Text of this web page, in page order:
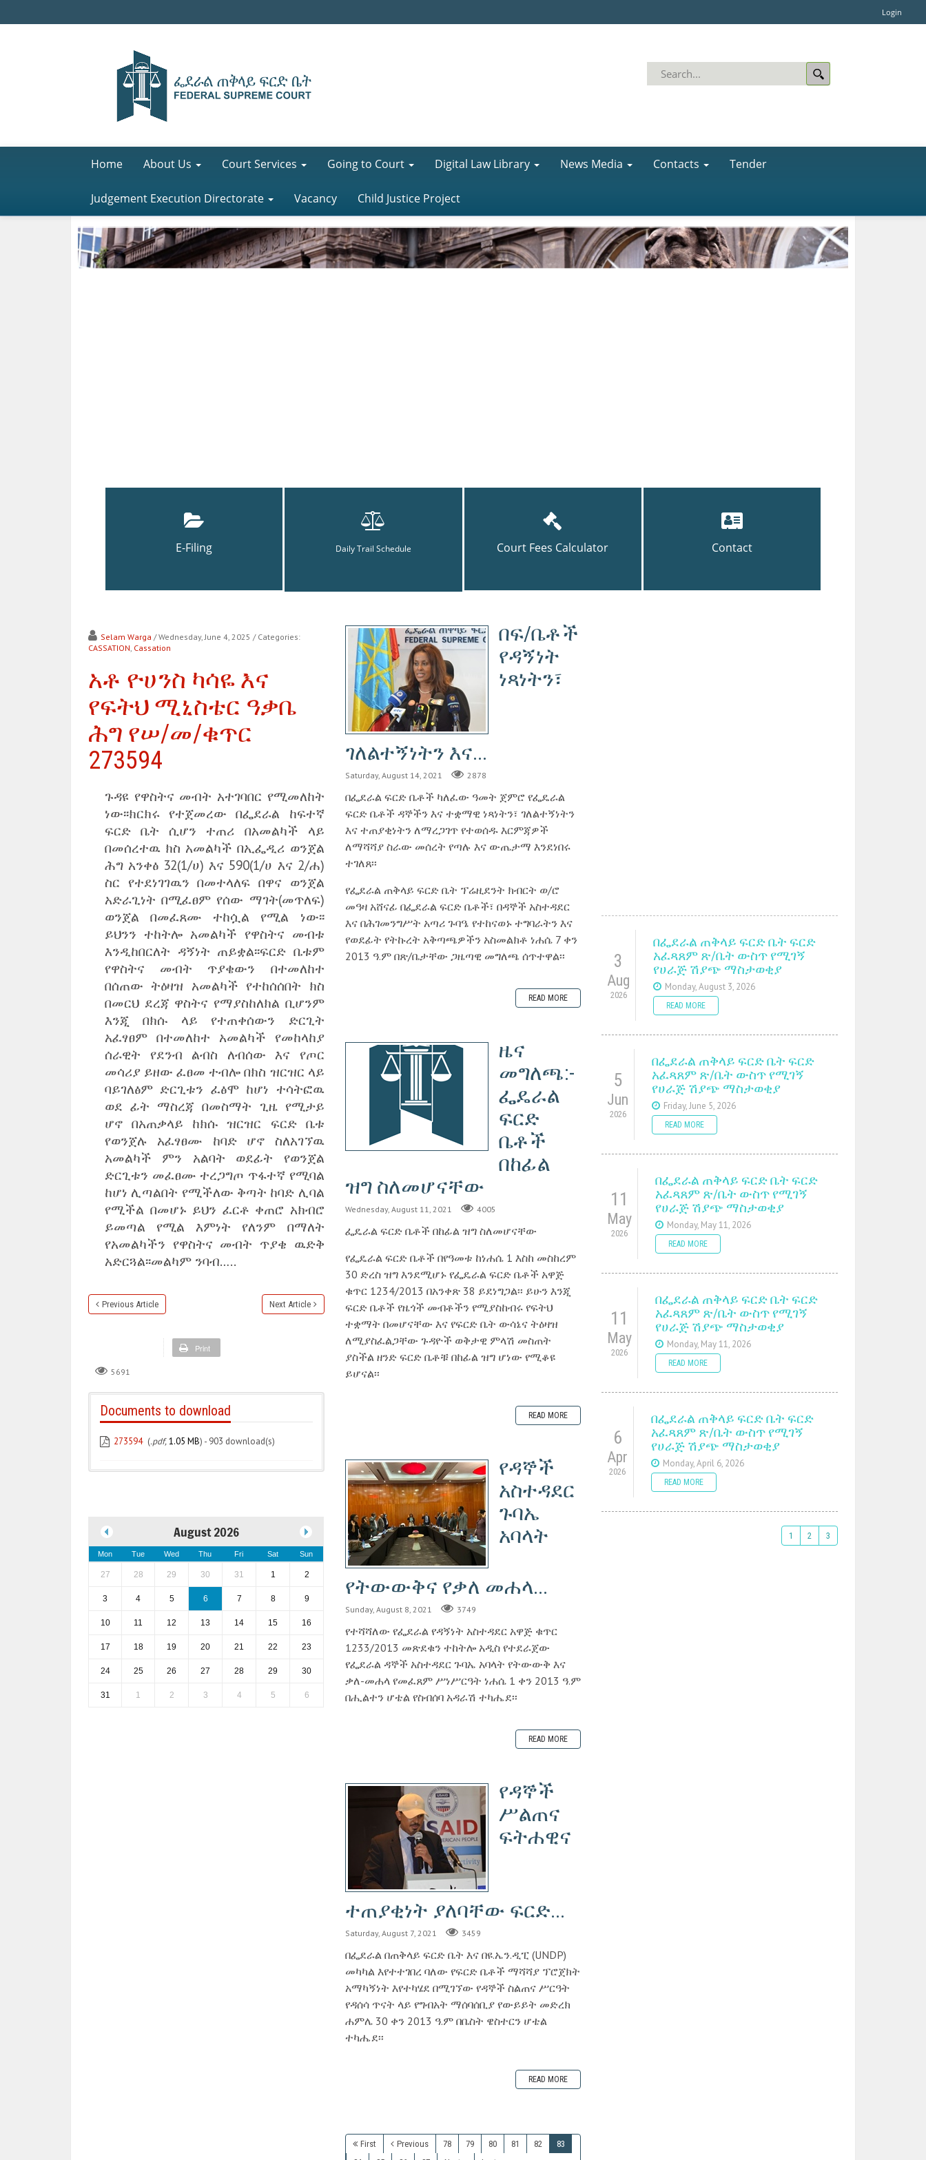
Login
Home About Us Court Services Going to Court Digital Law Library News Media Contacts Tender
Judgement Execution Directorate Vacancy Child Justice Project
E-Filing Daily Trail Schedule Court Fees Calculator Contact
Selam Warga / Wednesday, June 4, 2025 / Categories:
CASSATION, Cassation
አቶ ዮሀንስ ካሳዬ እና
የፍትህ ሚኒስቴር ዓቃቤ
ሕግ የሠ/መ/ቁጥር
273594
ጉዳዩ የዋስትና መብት አተገባበር የሚመለከት
ነው፡፡ክርክሩ የተጀመረው በፌደራል ከፍተኛ
ፍርድ ቤት ሲሆን ተጠሪ በአመልካች ላይ
በመሰረተዉ ክስ አመልካች በኢፌዲሪ ወንጀል
ሕግ አንቀፅ 32(1/ሀ) እና 590(1/ሀ እና 2/ሐ)
ስር የተደነገገዉን በመተላለፍ በዋና ወንጀል
አድራጊነት በሚፈፀም የሰው ማገት(መጥለፍ)
ወንጀል በመፈጸሙ ተከሷል የሚል ነው፡፡
ይህንን ተከትሎ አመልካች የዋስትና መብቱ
እንዲከበርለት ዳኝነት ጠይቋል፡፡ፍርድ ቤቱም
የዋስትና መብት ጥያቄውን በተመለከተ
በሰጠው ትዕዛዝ አመልካች የተከሰሰበት ክስ
በመርህ ደረጃ ዋስትና የማያስከለክል ቢሆንም
እንጂ በክሱ ላይ የተጠቀሰውን ድርጊት
አፈፃፀም በተመለከተ አመልካች የመከላከያ
ሰራዊት የደንብ ልብስ ለብሰው እና የጦር
መሳሪያ ይዘው ፈፀመ ተብሎ በክስ ዝርዝር ላይ
ባይገለፅም ድርጊቱን ፈፅሞ ከሆነ ተሳትፎዉ
ወደ ፊት ማስረጃ በመስማት ጊዜ የሚታይ
ሆኖ በአጠቃላይ ከክሱ ዝርዝር ፍርድ ቤቱ
የወንጀሉ አፈፃፀሙ ከባድ ሆኖ ስለአገኘዉ
አመልካች ምን አልባት ወደፊት የወንጀል
ድርጊቱን መፈፀሙ ተረጋግጦ ጥፋተኛ የሚባል
ከሆነ ሊጣልበት የሚችለው ቅጣት ከባድ ሊባል
የሚችል በመሆኑ ይህን ፈርቶ ቀጠሮ አክብሮ
ይመጣል የሚል እምነት የለንም በማለት
የአመልካችን የዋስትና መብት ጥያቄ ዉድቅ
አድርጓል፡፡መልካም ንባብ…..
Previous Article Next Article
Print
5691
Documents to download
273594 (.pdf,1.05 MB) - 903 download(s)
August 2026
Mon Tue Wed Thu Fri Sat Sun
27 28 29 30 31 1 2
3 4 5 6 7 8 9
10 11 12 13 14 15 16
17 18 19 20 21 22 23
24 25 26 27 28 29 30
31 1 2 3 4 5 6
በፍ/ቤቶች
የዳኝነት
ነጻነትን፣
ገለልተኝነትን እና...
Saturday, August 14, 2021 2878
በፌደራል ፍርድ ቤቶች ካለፈው ዓመት ጀምሮ የፌዴራል
ፍርድ ቤቶች ዳኞችን እና ተቋማዊ ነጻነትን፣ ገለልተኝነትን
እና ተጠያቂነትን ለማረጋገጥ የተወሰዱ እርምጃዎች
ለማሻሻያ ስራው መሰረት የጣሉ እና ውጤታማ እንደነበሩ
ተገለጸ፡፡
የፌደራል ጠቅላይ ፍርድ ቤት ፕሬዚደንት ክብርት ወ/ሮ
መዓዛ አሸናፊ በፌደራል ፍርድ ቤቶች፣ በዳኞች አስተዳደር
እና በሕገመንግሥት አጣሪ ጉባዔ የተከናወኑ ተግባራትን እና
የወደፊት የትኩረት አቅጣጫዎችን አስመልክቶ ነሐሴ 7 ቀን
2013 ዓ.ም በጽ/ቤታቸው ጋዜጣዊ መግለጫ ሰጥተዋል፡፡
READ MORE
ዜና
መግለጫ:-
ፌዴራል
ፍርድ
ቤቶች
በከፊል
ዝግ ስለመሆናቸው
Wednesday, August 11, 2021 4005
ፌዴራል ፍርድ ቤቶች በከፊል ዝግ ስለመሆናቸው
የፌዴራል ፍርድ ቤቶች በየዓመቱ ከነሐሴ 1 እስከ መስከረም
30 ድረስ ዝግ እንደሚሆኑ የፌዴራል ፍርድ ቤቶች አዋጅ
ቁጥር 1234/2013 በአንቀጽ 38 ይደነግጋል፡፡ ይሁን እንጂ
ፍርድ ቤቶች የዜጎች መብቶችን የሚያስከብሩ የፍትህ
ተቋማት በመሆናቸው እና የፍርድ ቤት ውሳኔና ትዕዛዝ
ለሚያስፈልጋቸው ጉዳዮች ወቅታዊ ምላሽ መስጠት
ያስችል ዘንድ ፍርድ ቤቶቹ በከፊል ዝግ ሆነው የሚቆዩ
ይሆናል፡፡
READ MORE
የዳኞች
አስተዳደር
ጉባኤ
አባላት
የትውውቅና የቃለ መሐላ...
Sunday, August 8, 2021 3749
የተሻሻለው የፌደራል የዳኝነት አስተዳደር አዋጅ ቁጥር
1233/2013 መጽደቁን ተከትሎ አዲስ የተደራጀው
የፌደራል ዳኞች አስተዳደር ጉባኤ አባላት የትውውቅ እና
ቃለ-መሐላ የመፈጸም ሥነሥርዓት ነሐሴ 1 ቀን 2013 ዓ.ም
በሒልተን ሆቴል የስብሰባ አዳራሽ ተካሔደ፡፡
READ MORE
የዳኞች
ሥልጠና
ፍትሐዊና
ተጠያቂነት ያለባቸው ፍርድ...
Saturday, August 7, 2021 3459
በፌደራል በጠቅላይ ፍርድ ቤት እና በዩ.ኤን.ዲፒ (UNDP)
መካካል እየተተገበረ ባለው የፍርድ ቤቶች ማሻሻያ ፕሮጀክት
አማካኝነት እየተካሄደ በሚገኘው የዳኞች ስልጠና ሥርዓት
የዳሰሳ ጥናት ላይ የግብአት ማሰባሰቢያ የውይይት መድረክ
ሐምሌ 30 ቀን 2013 ዓ.ም በቤስት ዌስተርን ሆቴል
ተካሔደ፡፡
READ MORE
First Previous 78 79 80 81 82
83
3
Aug
2026
በፌደራል ጠቅላይ ፍርድ ቤት ፍርድ
አፈጻጸም ጽ/ቤት ውስጥ የሚገኝ
የሀራጅ ሽያጭ ማስታወቂያ
Monday, August 3, 2026
READ MORE
5
Jun
2026
በፌደራል ጠቅላይ ፍርድ ቤት ፍርድ
አፈጻጸም ጽ/ቤት ውስጥ የሚገኝ
የሀራጅ ሽያጭ ማስታወቂያ
Friday, June 5, 2026
READ MORE
11
May
2026
በፌደራል ጠቅላይ ፍርድ ቤት ፍርድ
አፈጻጸም ጽ/ቤት ውስጥ የሚገኝ
የሀራጅ ሽያጭ ማስታወቂያ
Monday, May 11, 2026
READ MORE
11
May
2026
በፌደራል ጠቅላይ ፍርድ ቤት ፍርድ
አፈጻጸም ጽ/ቤት ውስጥ የሚገኝ
የሀራጅ ሽያጭ ማስታወቂያ
Monday, May 11, 2026
READ MORE
6
Apr
2026
በፌደራል ጠቅላይ ፍርድ ቤት ፍርድ
አፈጻጸም ጽ/ቤት ውስጥ የሚገኝ
የሀራጅ ሽያጭ ማስታወቂያ
Monday, April 6, 2026
READ MORE
1 2 3